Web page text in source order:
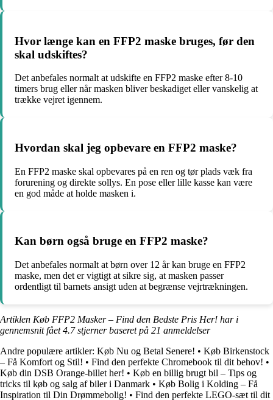
Hvor længe kan en FFP2 maske bruges, før den
skal udskiftes?
Det anbefales normalt at udskifte en FFP2 maske efter 8-10
timers brug eller når masken bliver beskadiget eller vanskelig at
trække vejret igennem.
Hvordan skal jeg opbevare en FFP2 maske?
En FFP2 maske skal opbevares på en ren og tør plads væk fra
forurening og direkte sollys. En pose eller lille kasse kan være
en god måde at holde masken i.
Kan børn også bruge en FFP2 maske?
Det anbefales normalt at børn over 12 år kan bruge en FFP2
maske, men det er vigtigt at sikre sig, at masken passer
ordentligt til barnets ansigt uden at begrænse vejrtrækningen.
Artiklen Køb FFP2 Masker – Find den Bedste Pris Her! har i
gennemsnit fået4.7stjerner baseret på 21 anmeldelser
Andre populære artikler: Køb Nu og Betal Senere! • Køb Birkenstock
– Få Komfort og Stil! • Find den perfekte Chromebook til dit behov! •
Køb din DSB Orange-billet her! • Køb en billig brugt bil – Tips og
tricks til køb og salg af biler i Danmark • Køb Bolig i Kolding – Få
Inspiration til Din Drømmebolig! • Find den perfekte LEGO-sæt til dit